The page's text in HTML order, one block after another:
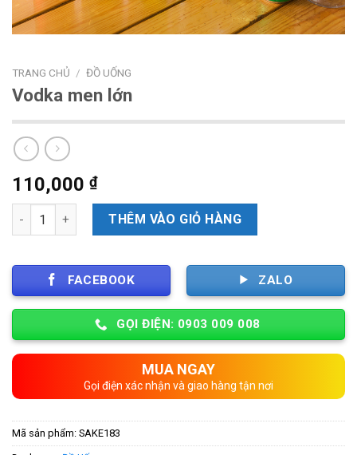
TRANG CHỦ / ĐỒ UỐNG
Vodka men lớn
110,000 ₫
Số lượng THÊM VÀO GIỎ HÀNG
FACEBOOK ZALO
GỌI ĐIỆN: 0903 009 008
MUA NGAY
Gọi điện xác nhận và giao hàng tận nơi
Mã sản phẩm: SAKE183